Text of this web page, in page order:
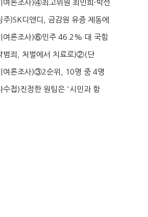
여론조사)④최고위원 최민희·박선
강'…서미...
주)SK디앤디, 금감원 유증 제동에
반 상한가...
여론조사)⑥민주 46.2% 대 국힘
오차범위 밖 ...
범죄, 처벌에서 치료로)②(단
약은 전염병…여성...
여론조사)③2순위, 10명 중 4명
길'…정청래 '한 ...
수첩)진정한 원팀은 '시민과 함